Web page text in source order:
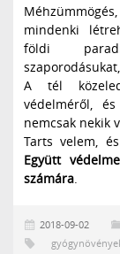
mindenki
földi
A tél
védelméről,
nemcsak nekik
Tarts velem,
Együtt
számára.
2018-09-02